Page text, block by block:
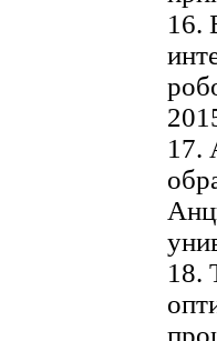
16.
17.
18.